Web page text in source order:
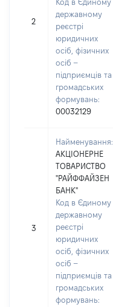
2
Код в Єдиному
державному
реєстрі
юридичних
осіб, фізичних
осіб –
підприємців та
громадських
формувань:
00032129
3
Найменування:
АКЦІОНЕРНЕ
ТОВАРИСТВО
"РАЙФФАЙЗЕН
БАНК"
Код в Єдиному
державному
реєстрі
юридичних
осіб, фізичних
осіб –
підприємців та
громадських
формувань: